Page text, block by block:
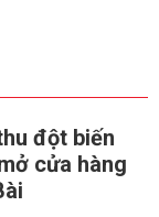
đột biến
cửa hàng